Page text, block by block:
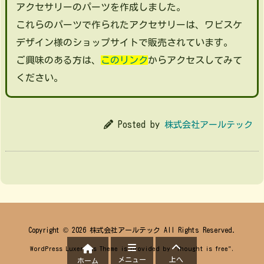
アクセサリーのパーツを作成しました。
これらのパーツで作られたアクセサリーは、ワビスケ
デザイン様のショップサイトで販売されています。
ご興味のある方は、
このリンクからアクセスしてみて
ください。
Posted by 株式会社アールテック
Copyright © 2026 株式会社アールテック All Rights Reserved.
WordPress Luxeritas Theme is provided by "Thought is free".
ホーム メニュー 上へ